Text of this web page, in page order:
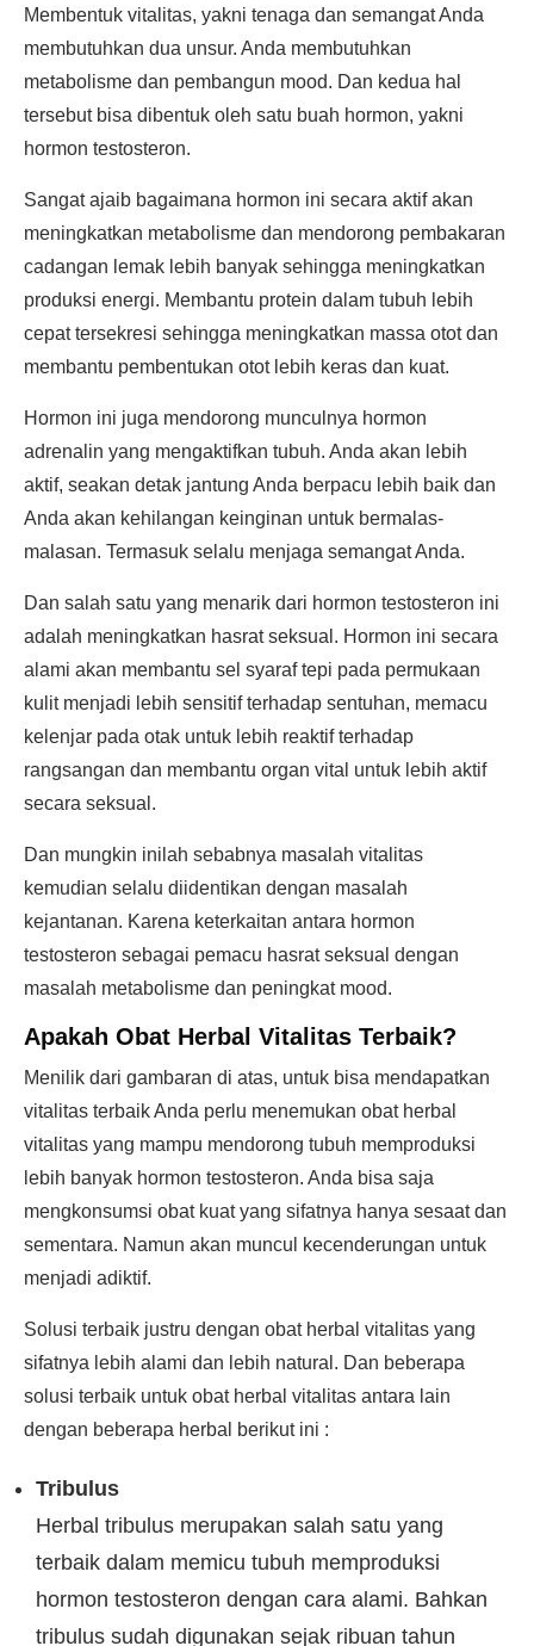
Membentuk vitalitas, yakni tenaga dan semangat Anda
membutuhkan dua unsur. Anda membutuhkan
metabolisme dan pembangun mood. Dan kedua hal
tersebut bisa dibentuk oleh satu buah hormon, yakni
hormon testosteron.
Sangat ajaib bagaimana hormon ini secara aktif akan
meningkatkan metabolisme dan mendorong pembakaran
cadangan lemak lebih banyak sehingga meningkatkan
produksi energi. Membantu protein dalam tubuh lebih
cepat tersekresi sehingga meningkatkan massa otot dan
membantu pembentukan otot lebih keras dan kuat.
Hormon ini juga mendorong munculnya hormon
adrenalin yang mengaktifkan tubuh. Anda akan lebih
aktif, seakan detak jantung Anda berpacu lebih baik dan
Anda akan kehilangan keinginan untuk bermalas-
malasan. Termasuk selalu menjaga semangat Anda.
Dan salah satu yang menarik dari hormon testosteron ini
adalah meningkatkan hasrat seksual. Hormon ini secara
alami akan membantu sel syaraf tepi pada permukaan
kulit menjadi lebih sensitif terhadap sentuhan, memacu
kelenjar pada otak untuk lebih reaktif terhadap
rangsangan dan membantu organ vital untuk lebih aktif
secara seksual.
Dan mungkin inilah sebabnya masalah vitalitas
kemudian selalu diidentikan dengan masalah
kejantanan. Karena keterkaitan antara hormon
testosteron sebagai pemacu hasrat seksual dengan
masalah metabolisme dan peningkat mood.
Apakah Obat Herbal Vitalitas Terbaik?
Menilik dari gambaran di atas, untuk bisa mendapatkan
vitalitas terbaik Anda perlu menemukan obat herbal
vitalitas yang mampu mendorong tubuh memproduksi
lebih banyak hormon testosteron. Anda bisa saja
mengkonsumsi obat kuat yang sifatnya hanya sesaat dan
sementara. Namun akan muncul kecenderungan untuk
menjadi adiktif.
Solusi terbaik justru dengan obat herbal vitalitas yang
sifatnya lebih alami dan lebih natural. Dan beberapa
solusi terbaik untuk obat herbal vitalitas antara lain
dengan beberapa herbal berikut ini :
Tribulus
Herbal tribulus merupakan salah satu yang
terbaik dalam memicu tubuh memproduksi
hormon testosteron dengan cara alami. Bahkan
tribulus sudah digunakan sejak ribuan tahun